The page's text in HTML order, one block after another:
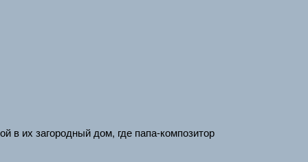
в их загородный дом, где папа-композитор